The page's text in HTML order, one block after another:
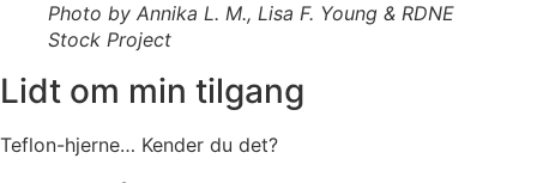
Photo by Annika L. M., Lisa F. Young & RDNE
Stock Project
Lidt om min tilgang
Teflon-hjerne… Kender du det?